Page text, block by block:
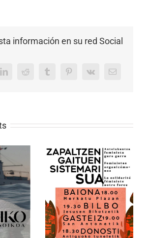
información en su red Social
LinkedInReddit Tumblr PinterestVk Email